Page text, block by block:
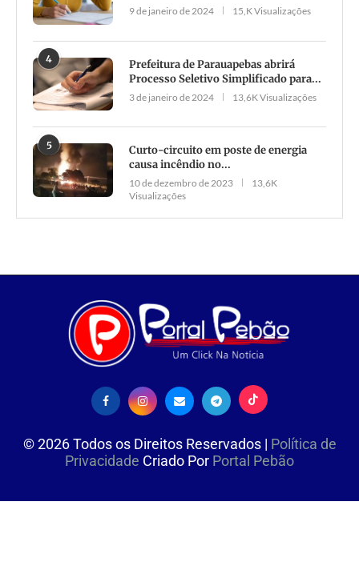
9 de janeiro de 2024 15,K Visualizações
4
Prefeitura de Parauapebas abrirá
Processo Seletivo Simplificado para...
3 de janeiro de 2024 13,6K Visualizações
5
Curto-circuito em poste de energia
causa incêndio no...
10 de dezembro de 2023
13,6K
Visualizações
©2026Todos os Direitos Reservados | Política de
Privacidade Criado Por Portal Pebão